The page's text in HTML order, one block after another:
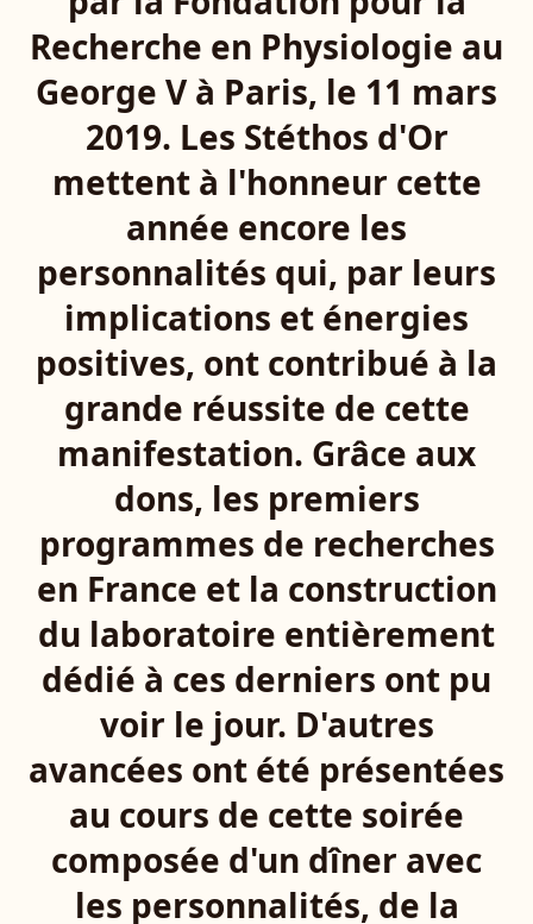
Recherche en Physiologie au
George V à Paris, le 11 mars
2019. Les Stéthos d'Or
mettent à l'honneur cette
année encore les
personnalités qui, par leurs
implications et énergies
positives, ont contribué à la
grande réussite de cette
manifestation. Grâce aux
dons, les premiers
programmes de recherches
en France et la construction
du laboratoire entièrement
dédié à ces derniers ont pu
voir le jour. D'autres
avancées ont été présentées
au cours de cette soirée
composée d'un dîner avec
les personnalités, de la